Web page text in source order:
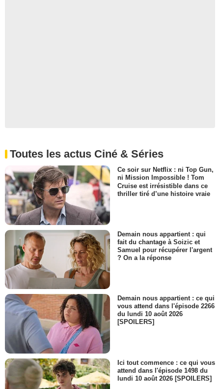
Toutes les actus Ciné & Séries
Ce soir sur Netflix : ni Top Gun,
ni Mission Impossible ! Tom
Cruise est irrésistible dans ce
thriller tiré d’une histoire vraie
Demain nous appartient : qui
fait du chantage à Soizic et
Samuel pour récupérer l'argent
? On a la réponse
Demain nous appartient : ce qui
vous attend dans l'épisode 2266
du lundi 10 août 2026
[SPOILERS]
Ici tout commence : ce qui vous
attend dans l'épisode 1498 du
lundi 10 août 2026 [SPOILERS]